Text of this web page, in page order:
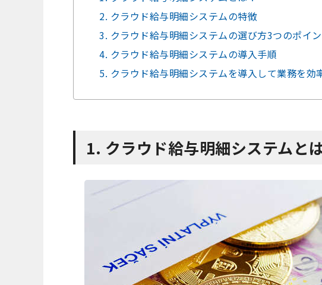
2. クラウド給与明細システムの特徴
3. クラウド給与明細システムの選び方3つのポイ
4. クラウド給与明細システムの導入手順
5. クラウド給与明細システムを導入して業務を効
1. クラウド給与明細システムと